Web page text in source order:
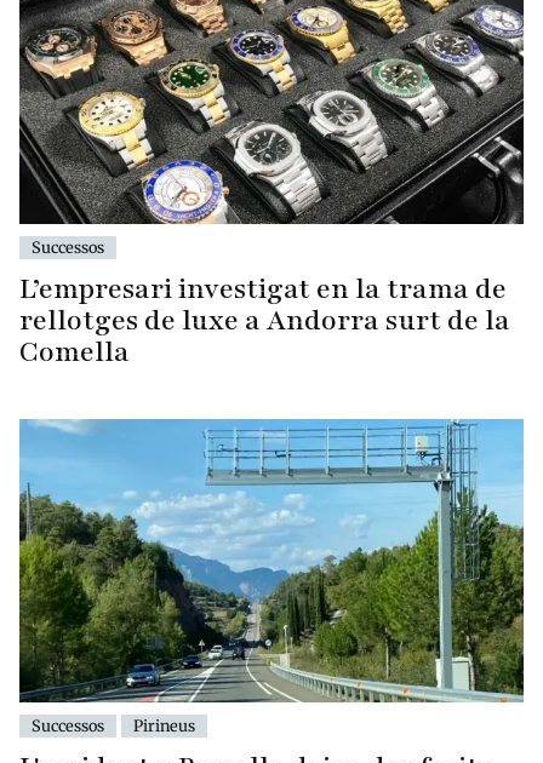
Successos
L’empresari investigat en la trama de
rellotges de luxe a Andorra surt de la
Comella
Successos Pirineus